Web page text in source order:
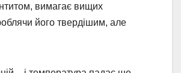
вимагає вищих
його твердішим, але